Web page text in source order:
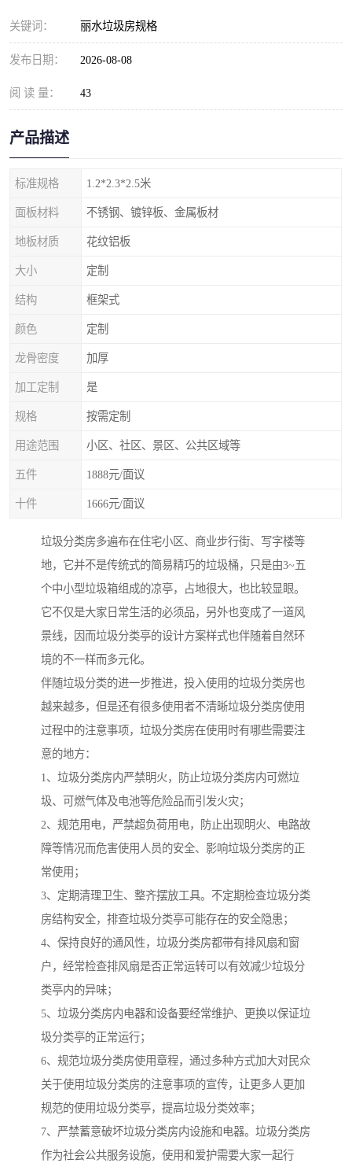
关键词： 丽水垃圾房规格
发布日期： 2026-08-08
阅 读 量： 43
产品描述
标准规格 1.2*2.3*2.5米
面板材料 不锈钢、镀锌板、金属板材
地板材质 花纹铝板
大小 定制
结构 框架式
颜色 定制
龙骨密度 加厚
加工定制 是
规格 按需定制
用途范围 小区、社区、景区、公共区域等
五件 1888元/面议
十件 1666元/面议
垃圾分类房多遍布在住宅小区、商业步行街、写字楼等
地，它并不是传统式的简易精巧的垃圾桶，只是由3~五
个中小型垃圾箱组成的凉亭，占地很大，也比较显眼。
它不仅是大家日常生活的必须品，另外也变成了一道风
景线，因而垃圾分类亭的设计方案样式也伴随着自然环
境的不一样而多元化。
伴随垃圾分类的进一步推进，投入使用的垃圾分类房也
越来越多，但是还有很多使用者不清晰垃圾分类房使用
过程中的注意事项，垃圾分类房在使用时有哪些需要注
意的地方：
1、垃圾分类房内严禁明火，防止垃圾分类房内可燃垃
圾、可燃气体及电池等危险品而引发火灾；
2、规范用电，严禁超负荷用电，防止出现明火、电路故
障等情况而危害使用人员的安全、影响垃圾分类房的正
常使用；
3、定期清理卫生、整齐摆放工具。不定期检查垃圾分类
房结构安全，排查垃圾分类亭可能存在的安全隐患；
4、保持良好的通风性，垃圾分类房都带有排风扇和窗
户，经常检查排风扇是否正常运转可以有效减少垃圾分
类亭内的异味；
5、垃圾分类房内电器和设备要经常维护、更换以保证垃
圾分类亭的正常运行；
6、规范垃圾分类房使用章程，通过多种方式加大对民众
关于使用垃圾分类房的注意事项的宣传，让更多人更加
规范的使用垃圾分类亭，提高垃圾分类效率；
7、严禁蓄意破坏垃圾分类房内设施和电器。垃圾分类房
作为社会公共服务设施，使用和爱护需要大家一起行